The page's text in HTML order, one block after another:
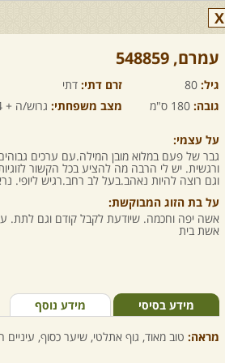
X
עמרם,‏ 548859
גיל: 80 זרם דתי: דתי
גובה: 180 ס"מ מצב משפחתי: גרוש/ה + 4
על עצמי:
גבר של פעם במלוא מובן המילה.עם ערכים
ורגשית. יש לי הרבה מה להציע בכל הקשור
וגם רוצה להיות נאהב.בעל לב רחב.רגיש ליופי.
על בת הזוג המבוקשת:
אשה יפה וחכמה. שיודעת לקבל קודם וגם לתת.
אשת בית
מידע בסיסי מידע נוסף
מראה: טוב מאוד, גוף אתלטי, שיער כסוף, עיניים